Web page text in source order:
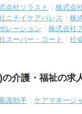
会社ソラスト 株式会
ニチイケアパレス
株
レーション
株式会社
スーパー・コート
社
介護・福祉の求
護助手 ケアマネージ